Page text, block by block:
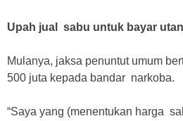
Upah jual sabu untuk bayar
Mulanya, jaksa penuntut umum
500 juta kepada bandar narkoba.
“Saya yang (menentukan harga